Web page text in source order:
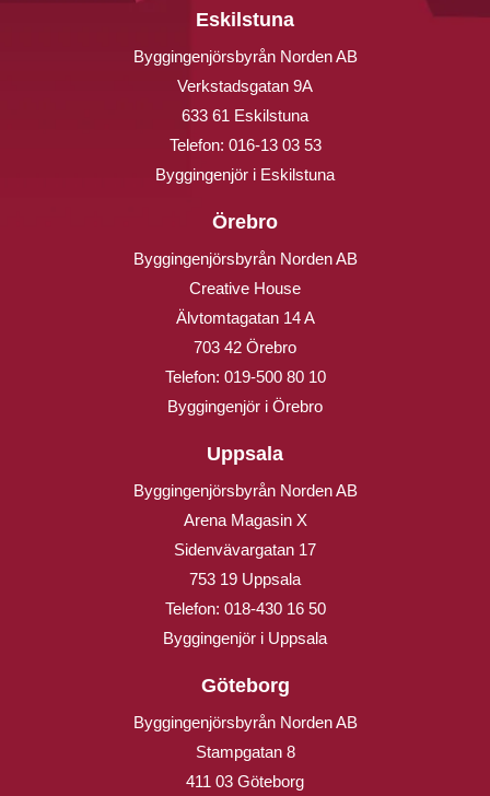
Eskilstuna
Byggingenjörsbyrån Norden AB
Verkstadsgatan 9A
633 61 Eskilstuna
Telefon: 016-13 03 53
Byggingenjör i Eskilstuna
Örebro
Byggingenjörsbyrån Norden AB
Creative House
Älvtomtagatan 14 A
703 42 Örebro
Telefon: 019-500 80 10
Byggingenjör i Örebro
Uppsala
Byggingenjörsbyrån Norden AB
Arena Magasin X
Sidenvävargatan 17
753 19 Uppsala
Telefon: 018-430 16 50
Byggingenjör i Uppsala
Göteborg
Byggingenjörsbyrån Norden AB
Stampgatan 8
411 03 Göteborg